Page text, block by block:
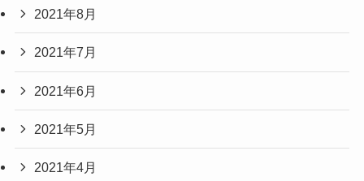
2021年8月
2021年7月
2021年6月
2021年5月
2021年4月